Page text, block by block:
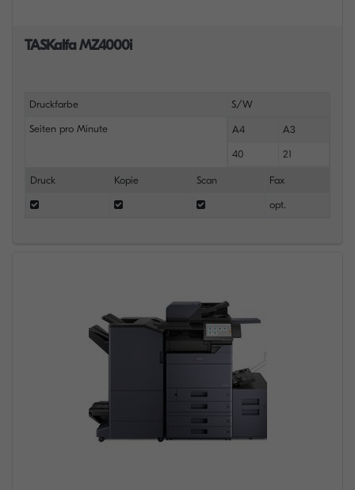
TASKalfa MZ4000i
Druckfarbe S/W
Seiten pro Minute A4 A3
40 21
Druck Kopie Scan Fax
opt.